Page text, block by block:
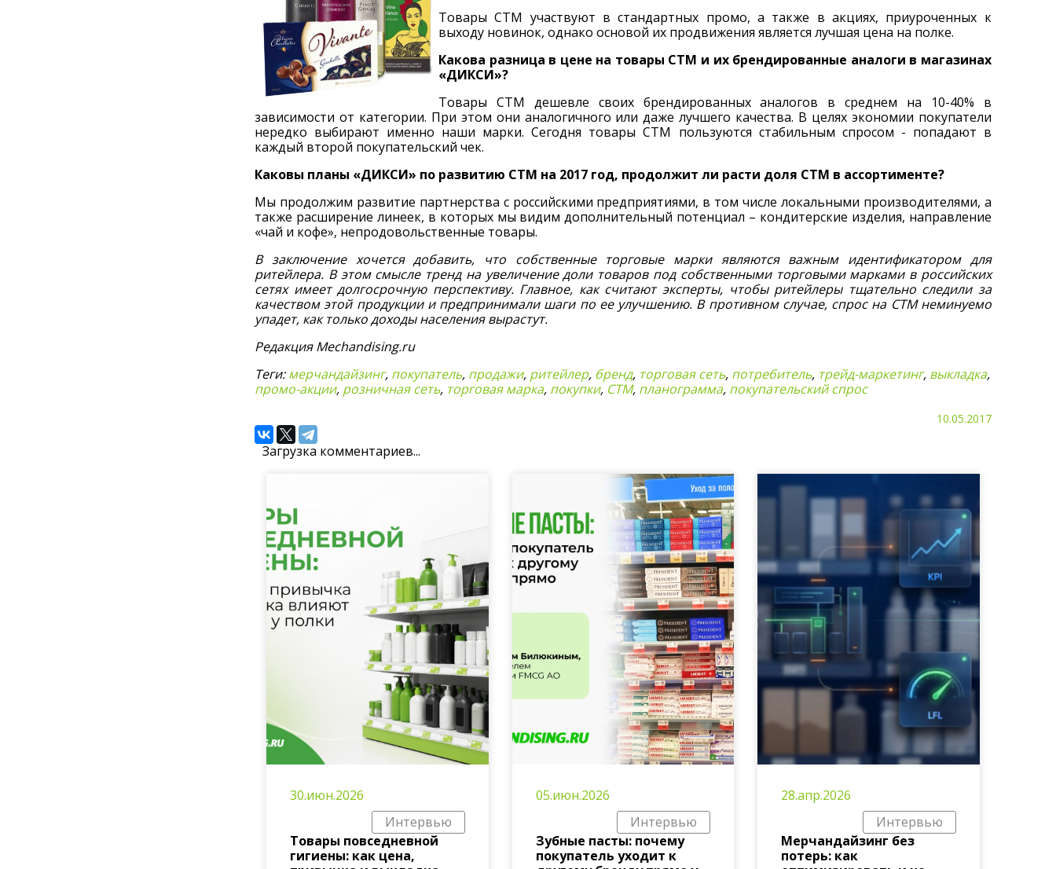
Товары СТМ участвуют в стандартных промо, а также в акциях, приуроченных к
выходу новинок, однако основой их продвижения является лучшая цена на полке.
Какова разница в цене на товары СТМ и их брендированные аналоги в магазинах
«ДИКСИ»?
Товары СТМ дешевле своих брендированных аналогов в среднем на 10-40% в
зависимости от категории. При этом они аналогичного или даже лучшего качества. В целях экономии покупатели
нередко выбирают именно наши марки. Сегодня товары СТМ пользуются стабильным спросом - попадают в
каждый второй покупательский чек.
Каковы планы «ДИКСИ» по развитию СТМ на 2017 год, продолжит ли расти доля СТМ в ассортименте?
Мы продолжим развитие партнерства с российскими предприятиями, в том числе локальными производителями, а
также расширение линеек, в которых мы видим дополнительный потенциал – кондитерские изделия, направление
«чай и кофе», непродовольственные товары.
В заключение хочется добавить, что собственные торговые марки являются важным идентификатором для
ритейлера. В этом смысле тренд на увеличение доли товаров под собственными торговыми марками в российских
сетях имеет долгосрочную перспективу. Главное, как считают эксперты, чтобы ритейлеры тщательно следили за
качеством этой продукции и предпринимали шаги по ее улучшению. В противном случае, спрос на СТМ неминуемо
упадет, как только доходы населения вырастут.
Редакция Mechandising.ru
Теги:мерчандайзинг, покупатель, продажи, ритейлер, бренд, торговая сеть, потребитель, трейд-маркетинг, выкладка,
промо-акции, розничная сеть, торговая марка, покупки, СТМ, планограмма, покупательский спрос
10.05.2017
Загрузка комментариев...
30.июн.2026
Интервью
Товары повседневной
гигиены: как цена,
05.июн.2026
Интервью
Зубные пасты: почему
покупатель уходит к
28.апр.2026
Интервью
Мерчандайзинг без
потерь: как